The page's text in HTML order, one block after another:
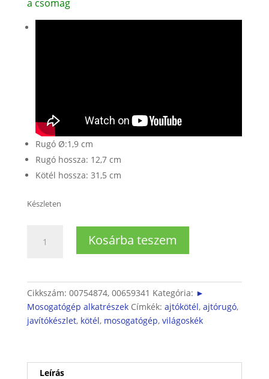
a csomag
Rugó Ø:1,9 cm
Rugó hossza: 12,7 cm
Kötél hossza: 31,5 cm
Készleten
javítókészlet
kötél)
Kosárba teszem
Cikkszám: 00754874, 00659341 Kategória: ►
Mosogatógép alkatrészek Címkék: ajtókötél, ajtórugó,
javítókészlet, kötél, mosogatógép, világoskék
Leírás